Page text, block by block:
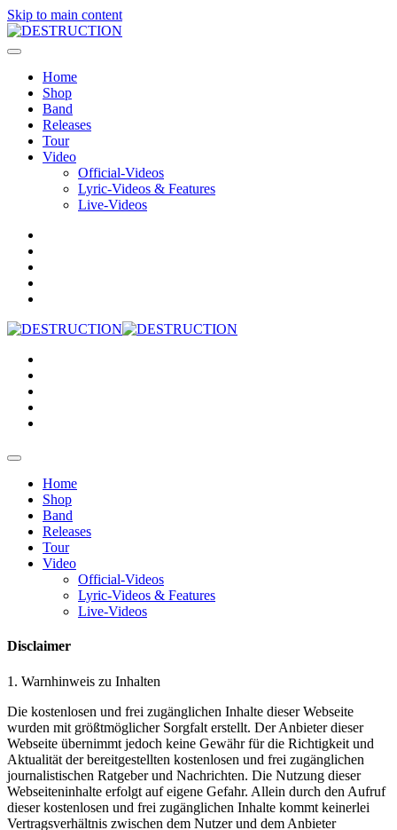
Skip to main content
Home
Shop
Band
Releases
Tour
Video
Official-Videos
Lyric-Videos & Features
Live-Videos
Home
Shop
Band
Releases
Tour
Video
Official-Videos
Lyric-Videos & Features
Live-Videos
Disclaimer
1. Warnhinweis zu Inhalten
Die kostenlosen und frei zugänglichen Inhalte dieser Webseite
wurden mit größtmöglicher Sorgfalt erstellt. Der Anbieter dieser
Webseite übernimmt jedoch keine Gewähr für die Richtigkeit und
Aktualität der bereitgestellten kostenlosen und frei zugänglichen
journalistischen Ratgeber und Nachrichten. Die Nutzung dieser
Webseiteninhalte erfolgt auf eigene Gefahr. Allein durch den Aufruf
dieser kostenlosen und frei zugänglichen Inhalte kommt keinerlei
Vertragsverhältnis zwischen dem Nutzer und dem Anbieter